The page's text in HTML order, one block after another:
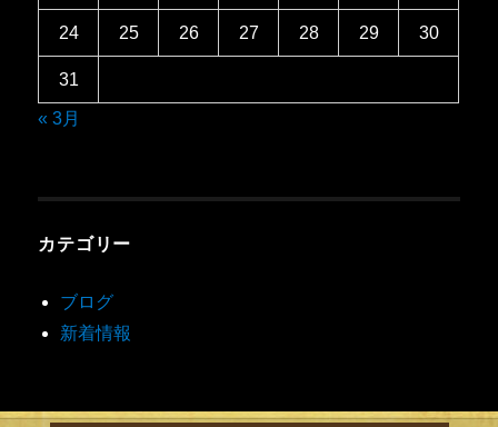
24 25 26 27 28 29 30
31
« 3月
カテゴリー
ブログ
新着情報